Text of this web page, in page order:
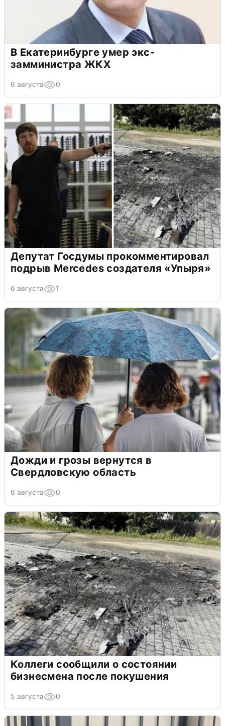
В Екатеринбурге умер экс-
замминистра ЖКХ
6 августа 0
Депутат Госдумы прокомментировал
подрыв Mercedes создателя «Упыря»
6 августа 1
Дожди и грозы вернутся в
Свердловскую область
6 августа 0
Коллеги сообщили о состоянии
бизнесмена после покушения
5 августа 0